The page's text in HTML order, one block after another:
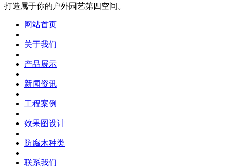
打造属于你的户外园艺第四空间。
网站首页
关于我们
产品展示
新闻资讯
工程案例
效果图设计
防腐木种类
联系我们